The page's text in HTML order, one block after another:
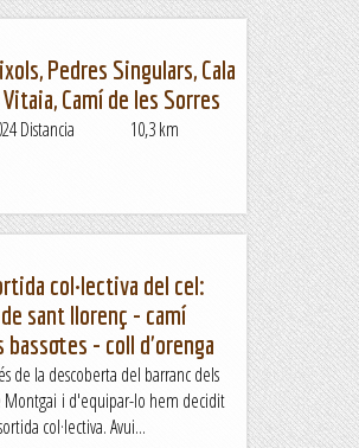
Pedres Singulars, Cala
Camí de les Sorres
Distancia 10,3 km
col·lectiva del cel:
sant llorenç - camí
bassotes - coll d'orenga
de la descoberta del barranc dels
Montgai i d'equipar-lo hem decidit
col·lectiva. Avui...